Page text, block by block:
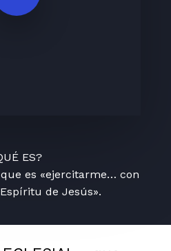
ES?
es «ejercitarme… con
de Jesús».